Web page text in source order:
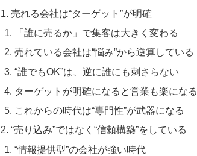
1. 売れる会社は“ターゲット”が明確
「誰に売るか」で集客は大きく変わる
売れている会社は“悩み”から逆算している
“誰でもOK”は、逆に誰にも刺さらない
ターゲットが明確になると営業も楽になる
これからの時代は“専門性”が武器になる
2. “売り込み”ではなく“信頼構築”をしている
“情報提供型”の会社が強い時代